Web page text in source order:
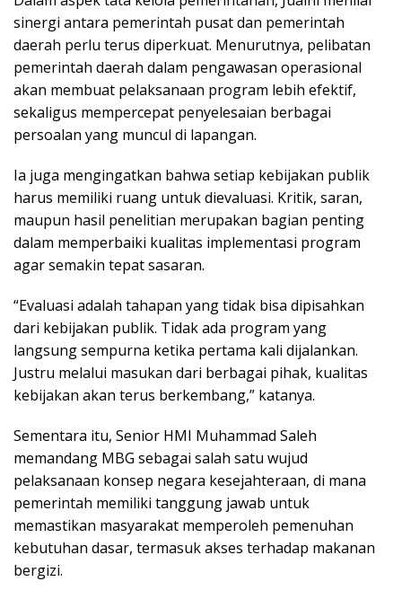
sinergi antara pemerintah pusat dan pemerintah
daerah perlu terus diperkuat. Menurutnya, pelibatan
pemerintah daerah dalam pengawasan operasional
akan membuat pelaksanaan program lebih efektif,
sekaligus mempercepat penyelesaian berbagai
persoalan yang muncul di lapangan.
Ia juga mengingatkan bahwa setiap kebijakan publik
harus memiliki ruang untuk dievaluasi. Kritik, saran,
maupun hasil penelitian merupakan bagian penting
dalam memperbaiki kualitas implementasi program
agar semakin tepat sasaran.
“Evaluasi adalah tahapan yang tidak bisa dipisahkan
dari kebijakan publik. Tidak ada program yang
langsung sempurna ketika pertama kali dijalankan.
Justru melalui masukan dari berbagai pihak, kualitas
kebijakan akan terus berkembang,” katanya.
Sementara itu, Senior HMI Muhammad Saleh
memandang MBG sebagai salah satu wujud
pelaksanaan konsep negara kesejahteraan, di mana
pemerintah memiliki tanggung jawab untuk
memastikan masyarakat memperoleh pemenuhan
kebutuhan dasar, termasuk akses terhadap makanan
bergizi.